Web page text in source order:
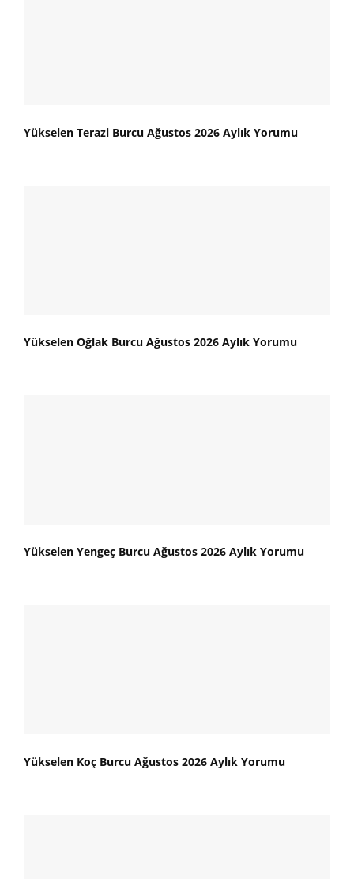
Yükselen Terazi Burcu Ağustos 2026 Aylık Yorumu
Yükselen Oğlak Burcu Ağustos 2026 Aylık Yorumu
Yükselen Yengeç Burcu Ağustos 2026 Aylık Yorumu
Yükselen Koç Burcu Ağustos 2026 Aylık Yorumu